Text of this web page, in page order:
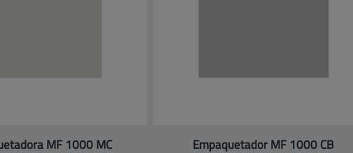
MF 1000 MC Empaquetador MF 1000 CB